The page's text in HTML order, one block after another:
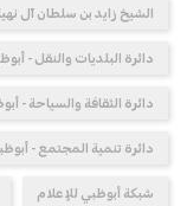
الشيخ زايد بن سلطان آل
دائرة البلديات والنقل -
دائرة الثقافة والسياحة -
دائرة تنمية المجتمع -
شبكة أبوظبي للإعلام